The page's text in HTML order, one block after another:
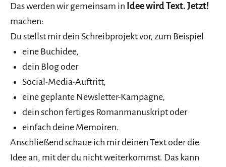
Das werden wir gemeinsam in Idee wird Text. Jetzt!
machen:
Du stellst mir dein Schreibprojekt vor, zum Beispiel
eine Buchidee,
dein Blog oder
Social-Media-Auftritt,
eine geplante Newsletter-Kampagne,
dein schon fertiges Romanmanuskript oder
einfach deine Memoiren.
Anschließend schaue ich mir deinen Text oder die
Idee an, mit der du nicht weiterkommst. Das kann